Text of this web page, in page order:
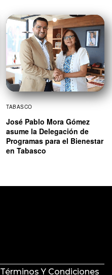
TABASCO
José Pablo Mora Gómez
asume la Delegación de
Programas para el Bienestar
en Tabasco
Términos Y Condiciones